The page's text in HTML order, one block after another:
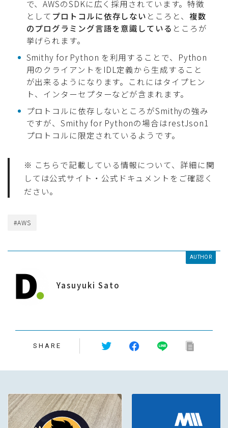
で、AWSのSDKに広く採用されています。特徴
として プロトコルに依存しない ところと、 複数
のプログラミング言語を意識している ところが
挙げられます。
Smithy for Python を利用することで、Python
用のクライアントをIDL定義から生成すること
が出来るようになります。これにはタイプヒン
ト、インターセプターなどが含まれます。
プロトコルに依存しないところがSmithyの強み
ですが、Smithy for Pythonの場合はrestJson1
プロトコルに限定されているようです。
※ こちらで記載している情報について、詳細に関
しては公式サイト・公式ドキュメントをご確認く
ださい。
#AWS
AUTHOR
Yasuyuki Sato
SHARE